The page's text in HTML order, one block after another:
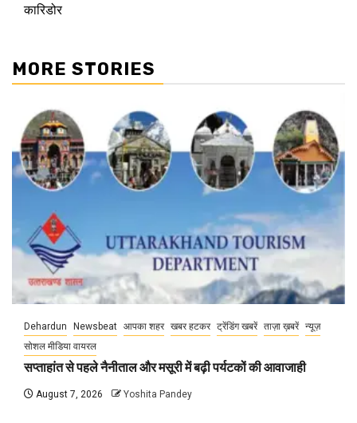
कारिडोर
MORE STORIES
Dehardun Newsbeat आपका शहर खबर हटकर ट्रेंडिंग खबरें ताज़ा ख़बरें न्यूज़
सोशल मीडिया वायरल
सप्ताहांत से पहले नैनीताल और मसूरी में बढ़ी पर्यटकों की आवाजाही
August 7, 2026 Yoshita Pandey